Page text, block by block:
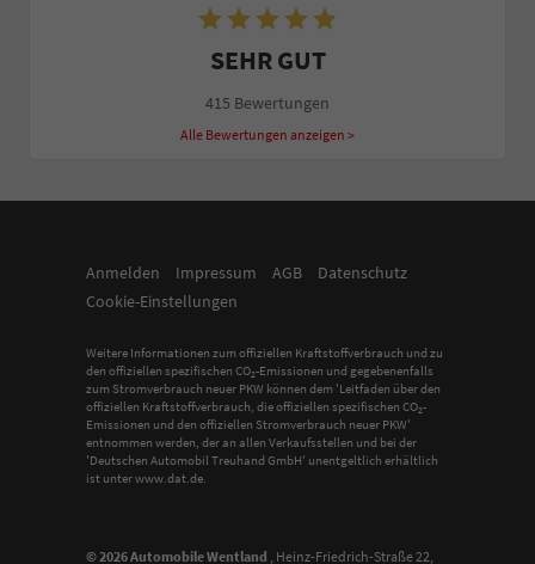
SEHR GUT
415 Bewertungen
Alle Bewertungen anzeigen >
Anmelden Impressum AGB
Datenschutz
Cookie-Einstellungen
Weitere Informationen zum offiziellen Kraftstoffverbrauch und zu
den offiziellen spezifischen CO2-Emissionen und gegebenenfalls
zum Stromverbrauch neuer PKW können dem 'Leitfaden über den
offiziellen Kraftstoffverbrauch, die offiziellen spezifischen CO2-
Emissionen und den offiziellen Stromverbrauch neuer PKW'
entnommen werden, der an allen Verkaufsstellen und bei der
'Deutschen Automobil Treuhand GmbH' unentgeltlich erhältlich
ist unter www.dat.de.
© 2026Automobile Wentland Heinz-Friedrich-Straße 22